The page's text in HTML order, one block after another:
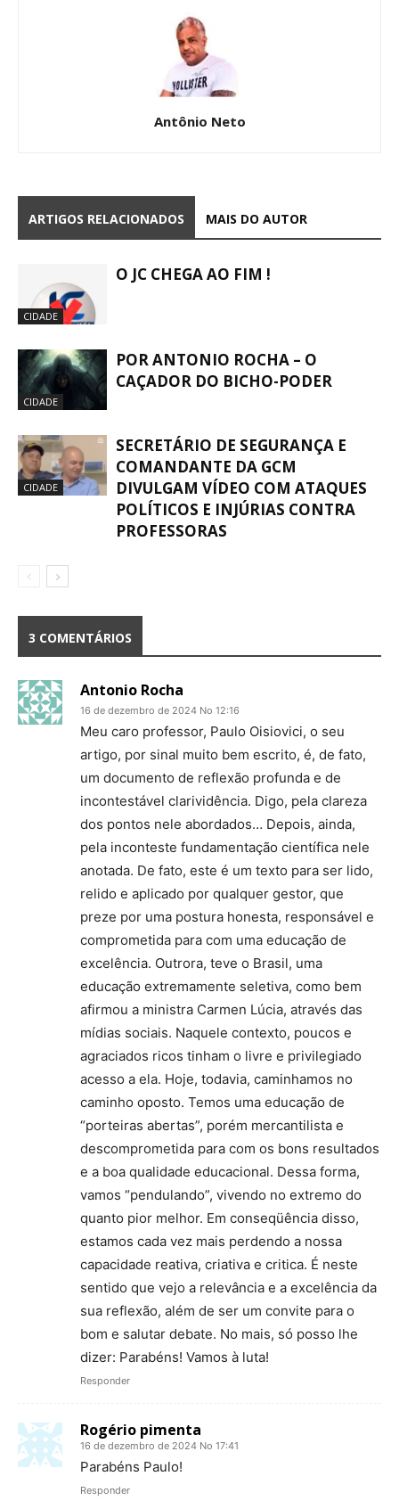
Antônio Neto
ARTIGOS RELACIONADOS MAIS DO AUTOR
CIDADE
O JC CHEGA AO FIM !
CIDADE
POR ANTONIO ROCHA – O
CAÇADOR DO BICHO-PODER
CIDADE
SECRETÁRIO DE SEGURANÇA E
COMANDANTE DA GCM
DIVULGAM VÍDEO COM ATAQUES
POLÍTICOS E INJÚRIAS CONTRA
PROFESSORAS
3 COMENTÁRIOS
Antonio Rocha
16 de dezembro de 2024 No 12:16
Meu caro professor, Paulo Oisiovici, o seu
artigo, por sinal muito bem escrito, é, de fato,
um documento de reflexão profunda e de
incontestável clarividência. Digo, pela clareza
dos pontos nele abordados… Depois, ainda,
pela inconteste fundamentação científica nele
anotada. De fato, este é um texto para ser lido,
relido e aplicado por qualquer gestor, que
preze por uma postura honesta, responsável e
comprometida para com uma educação de
excelência. Outrora, teve o Brasil, uma
educação extremamente seletiva, como bem
afirmou a ministra Carmen Lúcia, através das
mídias sociais. Naquele contexto, poucos e
agraciados ricos tinham o livre e privilegiado
acesso a ela. Hoje, todavia, caminhamos no
caminho oposto. Temos uma educação de
“porteiras abertas”, porém mercantilista e
descomprometida para com os bons resultados
e a boa qualidade educacional. Dessa forma,
vamos “pendulando”, vivendo no extremo do
quanto pior melhor. Em conseqüência disso,
estamos cada vez mais perdendo a nossa
capacidade reativa, criativa e critica. É neste
sentido que vejo a relevância e a excelência da
sua reflexão, além de ser um convite para o
bom e salutar debate. No mais, só posso lhe
dizer: Parabéns! Vamos à luta!
Responder
Rogério pimenta
16 de dezembro de 2024 No 17:41
Parabéns Paulo!
Responder